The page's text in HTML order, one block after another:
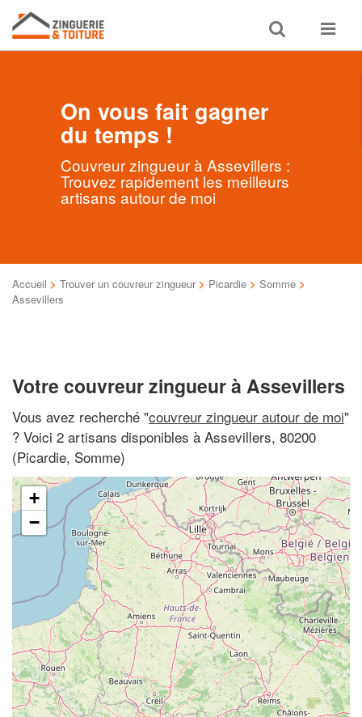
Toggle
search
Toggle
On vous fait gagner
du temps !
Couvreur zingueur à Assevillers :
Trouvez rapidement les meilleurs
artisans autour de moi
Accueil > Trouver un couvreur zingueur > Picardie > Somme >
Assevillers
Votre couvreur zingueur à Assevillers
Vous avez recherché "couvreur zingueur autour de moi"
? Voici 2 artisans disponibles à Assevillers, 80200
(Picardie, Somme)
+
−